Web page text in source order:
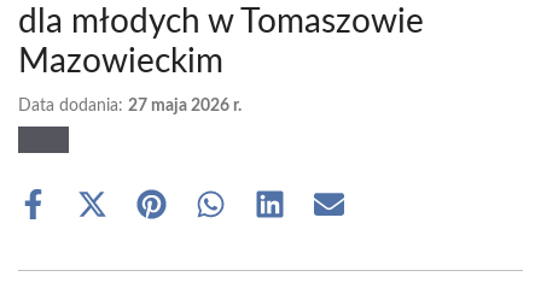
dla młodych w Tomaszowie
Mazowieckim
Data dodania: 27 maja 2026 r.
Share
Share
(Twitter)
Share Share Share Share